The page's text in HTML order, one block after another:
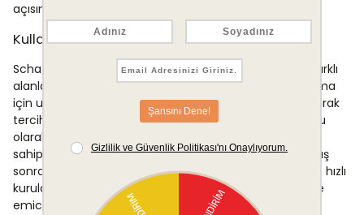
açısından da tatmin edici bir profil sergilemektedir.
Kullanım Alanları
Schafer Home Arya Havlu, banyo başta olmak üzere farklı
alanlarda işlevsel biçimde kullanılabilir. El ve yüz kurulama
için uygun ölçüsü, günlük hijyen rutinlerinde düzenli olarak
tercih edilmesine olanak tanır. Spor sonrası duş havlusu
olarak da kullanılabilecek yapısı, aktif bir yaşam tarzına
sahip bireyler için pratik bir çözüm sunar. Havuzdan çıkış
sonrasında veya açık hava spor aktivitelerinin ardından hızlı
kurulama ihtiyacını karşılamaya da elverişli bir boyut ve
emicilik kapasitesine sahiptir.